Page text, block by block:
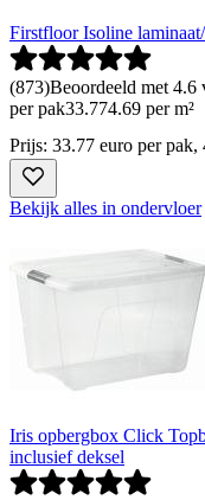
Firstfloor Isoline
(873)Beoordeeld met 4.6
per pak33.774.69 per m²
Prijs: 33.77 euro per pak,
Bekijk alles in ondervloer
Iris opbergbox Click
inclusief deksel